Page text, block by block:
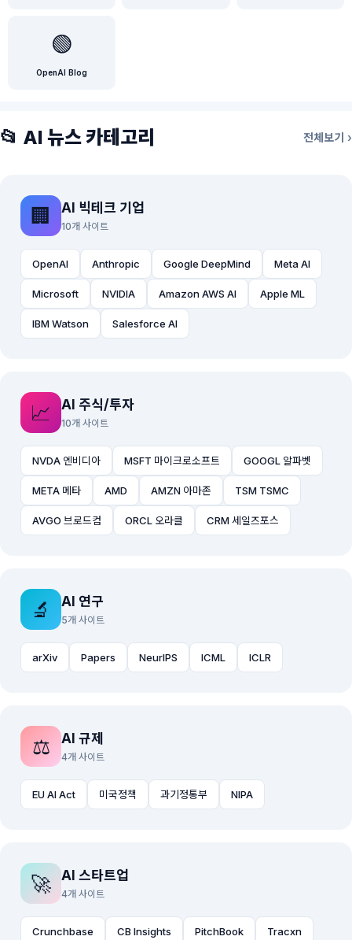
🟢
OpenAI Blog
📂 AI 뉴스 카테고리 전체보기 ›
🏢 AI 빅테크 기업
10개 사이트
OpenAI Anthropic Google DeepMind Meta AI
Microsoft NVIDIA Amazon AWS AI Apple ML
IBM Watson Salesforce AI
📈 AI 주식/투자
10개 사이트
NVDA 엔비디아 MSFT 마이크로소프트 GOOGL 알파벳
META 메타 AMD AMZN 아마존 TSM TSMC
AVGO 브로드컴 ORCL 오라클 CRM 세일즈포스
🔬 AI 연구
5개 사이트
arXiv Papers NeurIPS ICML ICLR
⚖️ AI 규제
4개 사이트
EU AI Act 미국정책 과기정통부 NIPA
🚀 AI 스타트업
4개 사이트
Crunchbase CB Insights PitchBook Tracxn